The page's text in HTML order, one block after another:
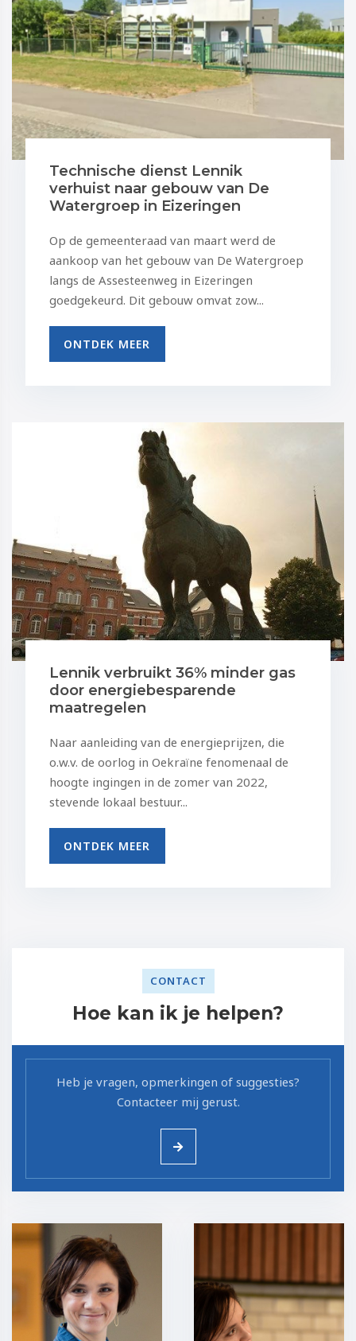
Technische dienst Lennik
verhuist naar gebouw van De
Watergroep in Eizeringen
Op de gemeenteraad van maart werd de
aankoop van het gebouw van De Watergroep
langs de Assesteenweg in Eizeringen
goedgekeurd. Dit gebouw omvat zow...
ONTDEK MEER
Lennik verbruikt 36% minder gas
door energiebesparende
maatregelen
Naar aanleiding van de energieprijzen, die
o.w.v. de oorlog in Oekraïne fenomenaal de
hoogte ingingen in de zomer van 2022,
stevende lokaal bestuur...
ONTDEK MEER
CONTACT
Hoe kan ik je helpen?
Heb je vragen, opmerkingen of suggesties?
Contacteer mij gerust.